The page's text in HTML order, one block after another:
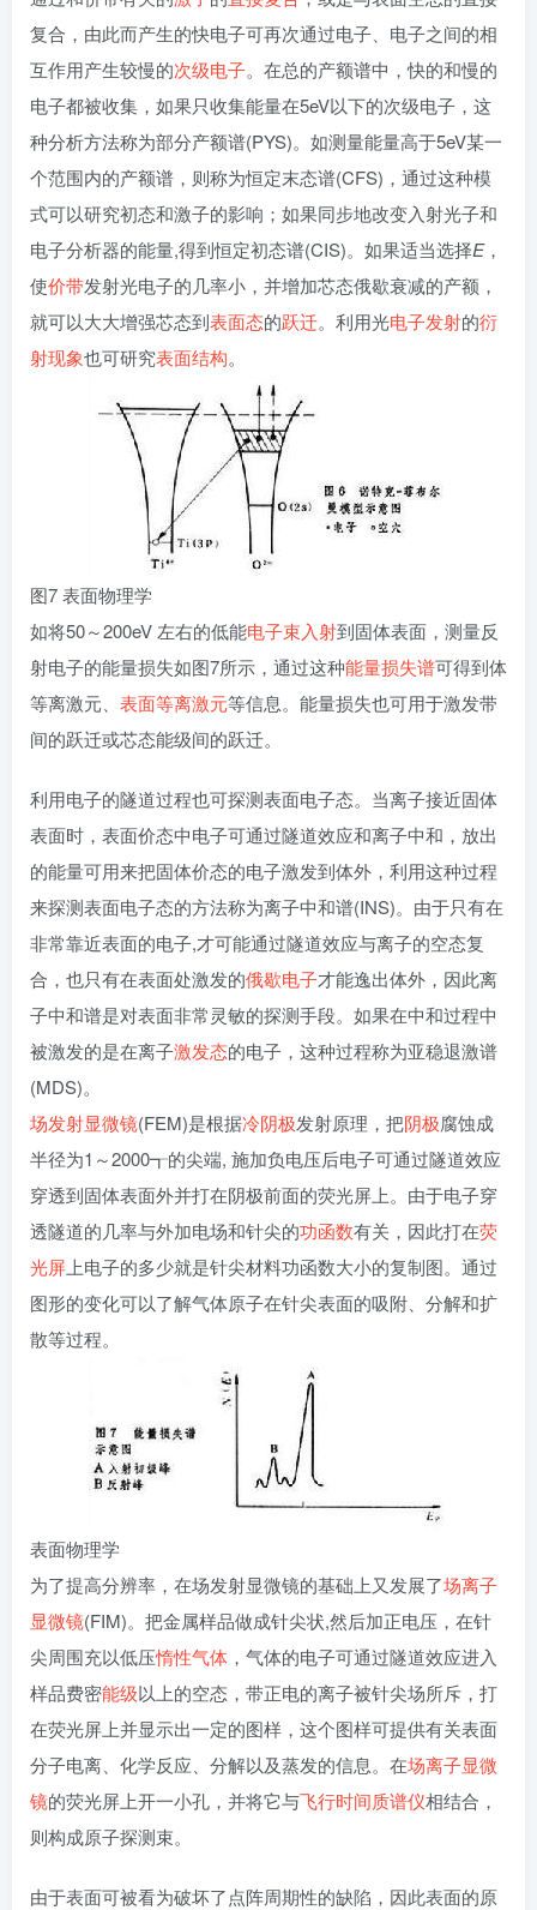
复合，由此而产生的快电子可再次通过电子、电子之间的相
互作用产生较慢的次级电子。在总的产额谱中，快的和慢的
电子都被收集，如果只收集能量在5eV以下的次级电子，这
种分析方法称为部分产额谱(PYS)。如测量能量高于5eV某一
个范围内的产额谱，则称为恒定末态谱(CFS)，通过这种模
式可以研究初态和激子的影响；如果同步地改变入射光子和
电子分析器的能量,得到恒定初态谱(CIS)。如果适当选择E，
使价带发射光电子的几率小，并增加芯态俄歇衰减的产额，
就可以大大增强芯态到表面态的跃迁。利用光电子发射的衍
射现象也可研究表面结构。
图7 表面物理学
如将50～200eV 左右的低能电子束入射到固体表面，测量反
射电子的能量损失如图7所示，通过这种能量损失谱可得到体
等离激元、 表面等离激元等信息。能量损失也可用于激发带
间的跃迁或芯态能级间的跃迁。
利用电子的隧道过程也可探测表面电子态。当离子接近固体
表面时，表面价态中电子可通过隧道效应和离子中和，放出
的能量可用来把固体价态的电子激发到体外，利用这种过程
来探测表面电子态的方法称为离子中和谱(INS)。由于只有在
非常靠近表面的电子,才可能通过隧道效应与离子的空态复
合，也只有在表面处激发的俄歇电子才能逸出体外，因此离
子中和谱是对表面非常灵敏的探测手段。如果在中和过程中
被激发的是在离子激发态的电子，这种过程称为亚稳退激谱
(MDS)。
场发射显微镜(FEM)是根据冷阴极发射原理，把阴极腐蚀成
半径为1～2000┱的尖端, 施加负电压后电子可通过隧道效应
穿透到固体表面外并打在阴极前面的荧光屏上。由于电子穿
透隧道的几率与外加电场和针尖的功函数有关，因此打在荧
光屏 上电子的多少就是针尖材料功函数大小的复制图。通过
图形的变化可以了解气体原子在针尖表面的吸附、分解和扩
散等过程。
表面物理学
为了提高分辨率，在场发射显微镜的基础上又发展了场离子
显微镜(FIM)。把金属样品做成针尖状,然后加正电压，在针
尖周围充以低压惰性气体 ，气体的电子可通过隧道效应进入
样品费密能级以上的空态，带正电的离子被针尖场所斥，打
在荧光屏上并显示出一定的图样，这个图样可提供有关表面
分子电离、化学反应、分解以及蒸发的信息。在场离子显微
镜的荧光屏上开一小孔，并将它与飞行时间质谱仪相结合，
则构成原子探测束。
由于表面可被看为破坏了点阵周期性的缺陷，因此表面的原